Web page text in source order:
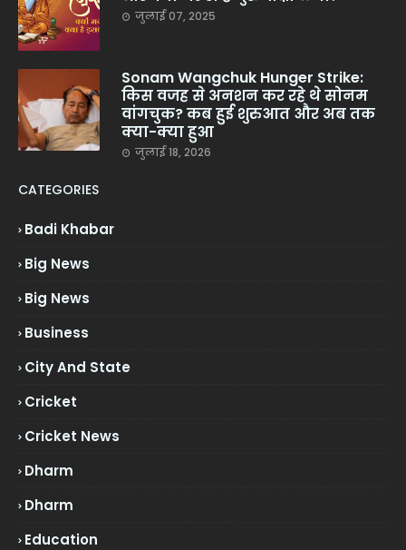
जुलाई 07, 2025
Sonam Wangchuk Hunger Strike:
किस वजह से अनशन कर रहे थे सोनम
वांगचुक? कब हुई शुरुआत और अब तक
क्या-क्या हुआ
जुलाई 18, 2026
CATEGORIES
Badi Khabar
Big News
Big News
Business
City And State
Cricket
Cricket News
Dharm
Dharm
Education